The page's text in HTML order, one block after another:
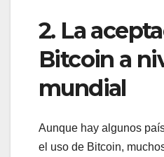
2. La
Bitcoin a
mundial
Aunque hay algunos
el uso de Bitcoin,